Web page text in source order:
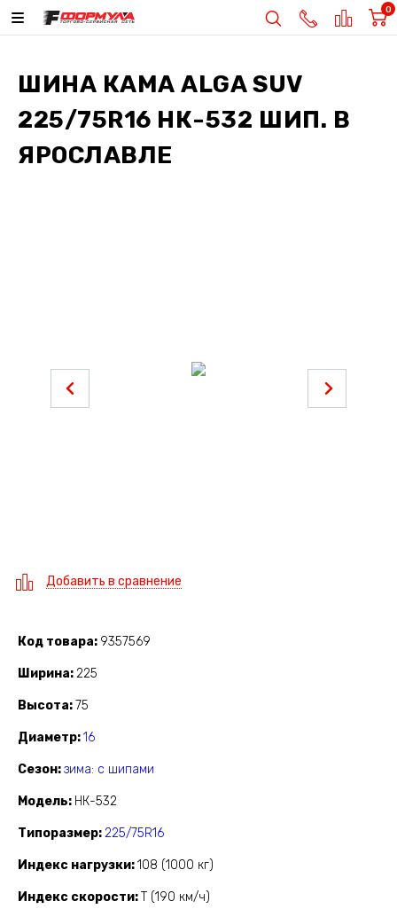
0
ШИНА КАМА ALGA SUV
225/75R16 НК-532 ШИП. В
ЯРОСЛАВЛЕ
Добавить в сравнение
Код товара 9357569
Ширина 225
Высота 75
Диаметр 16
Сезон зима: с шипами
Модель НК-532
Типоразмер 225/75R16
Индекс нагрузки 108 (1000 кг)
Индекс скорости T (190 км/ч)